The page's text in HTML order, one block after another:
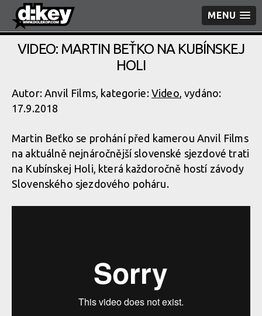
MENU
VIDEO: MARTIN BEŤKO NA KUBÍNSKEJ
HOLI
Autor: Anvil Films, kategorie: Video, vydáno:
17.9.2018
Martin Beťko se prohání před kamerou Anvil Films
na aktuálně nejnáročnější slovenské sjezdové trati
na Kubínskej Holi, která každoročně hostí závody
Slovenského sjezdového poháru.